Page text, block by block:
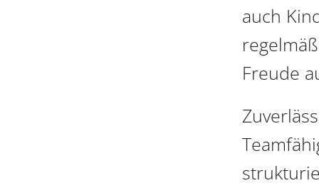
auch
Freude